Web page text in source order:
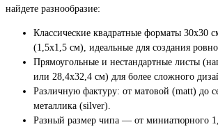
найдете разнообразие:
Классические квадратные форматы 30х30
(1,5х1,5 см), идеальные для создания
Прямоугольные и нестандартные листы
или 28,4х32,4 см) для более сложного
Различную фактуру: от матовой (matt) до
металлика (silver).
Разный размер чипа — от миниатюрного